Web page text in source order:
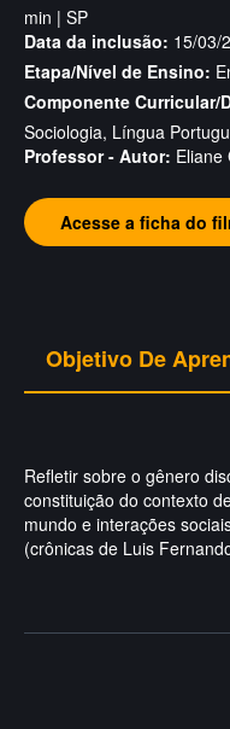
min | SP
Data da inclusão: 15/03/
Etapa/Nível de Ensino:
Componente Curricular/
Sociologia, Língua
Professor - Autor: Eliane
Acesse a ficha do
Objetivo De
Refletir sobre o gênero
constituição do contexto
mundo e interações
(crônicas de Luis